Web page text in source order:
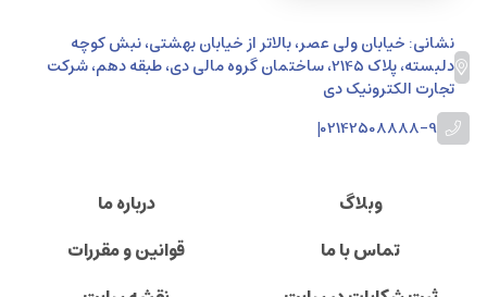
نشانی: خیابان ولی عصر، بالاتر از خیابان بهشتی، نبش کوچه
دلبسته، پلاک 2145، ساختمان گروه مالی دی، طبقه دهم، شرکت
تجارت الکترونیک دی
02142508888-9
|
وبلاگ
درباره ما
تماس با ما
قوانین و مقررات